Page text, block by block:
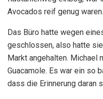
Avocados reif genug waren.
Das Büro hatte wegen
geschlossen, also hatte
Markt angehalten. Michael
Guacamole. Es war ein so
dass die Erinnerung daran